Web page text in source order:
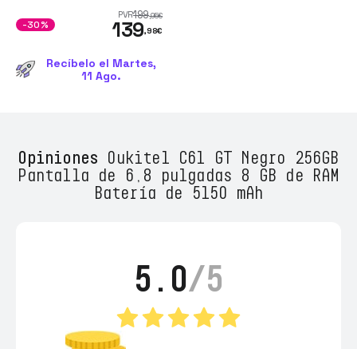
PVR199,95€
139,98€
-30%
Recíbelo el Martes,
11 Ago.
Opiniones Oukitel C61 GT Negro 256GB
Pantalla de 6,8 pulgadas 8 GB de RAM
Batería de 5150 mAh
5.0/5